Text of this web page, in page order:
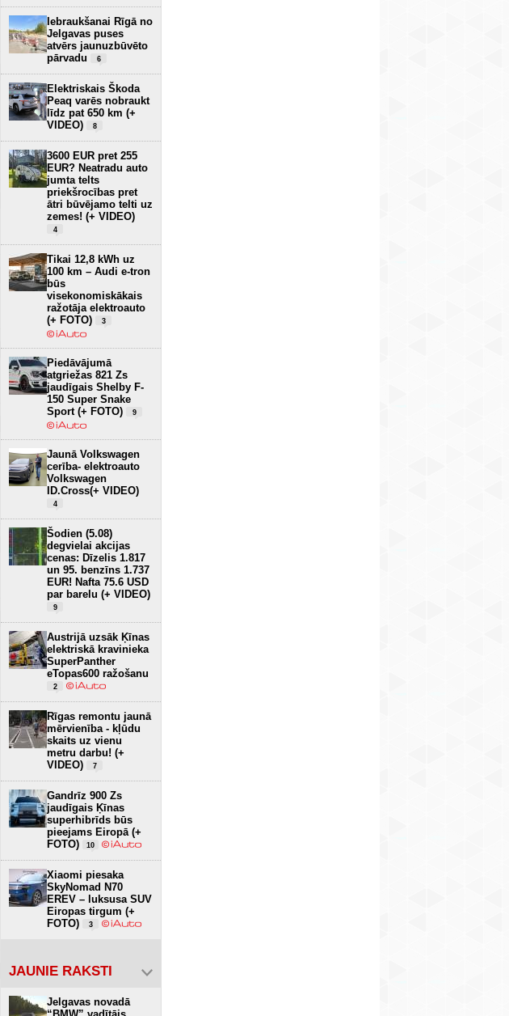
Iebraukšanai Rīgā no
Jelgavas puses
atvērs jaunuzbūvēto
pārvadu
6
Elektriskais Škoda
Peaq varēs nobraukt
līdz pat 650 km (+
VIDEO)
8
3600 EUR pret 255
EUR? Neatradu auto
jumta telts
priekšrocības pret
ātri būvējamo telti uz
zemes! (+ VIDEO)
4
Tikai 12,8 kWh uz
100 km – Audi e-tron
būs
visekonomiskākais
ražotāja elektroauto
(+ FOTO)
3
Piedāvājumā
atgriežas 821 Zs
jaudīgais Shelby F-
150 Super Snake
Sport (+ FOTO)
9
Jaunā Volkswagen
cerība- elektroauto
Volkswagen
ID.Cross(+ VIDEO)
4
Šodien (5.08)
degvielai akcijas
cenas: Dīzelis 1.817
un 95. benzīns 1.737
EUR! Nafta 75.6 USD
par barelu (+ VIDEO)
9
Austrijā uzsāk Ķīnas
elektriskā kravinieka
SuperPanther
eTopas600 ražošanu
2
Rīgas remontu jaunā
mērvienība - kļūdu
skaits uz vienu
metru darbu! (+
VIDEO)
7
Gandrīz 900 Zs
jaudīgais Ķīnas
superhibrīds būs
pieejams Eiropā (+
FOTO)
10
Xiaomi piesaka
SkyNomad N70
EREV – luksusa SUV
Eiropas tirgum (+
FOTO)
3
JAUNIE RAKSTI
Jelgavas novadā